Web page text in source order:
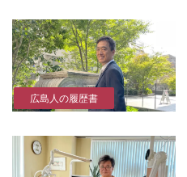
広島人の履歴書